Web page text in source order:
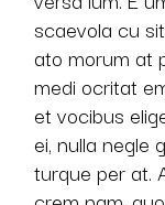
scaevola cu
ato morum at
medi ocritat
et vocibus
ei, nulla negle
turque per at.